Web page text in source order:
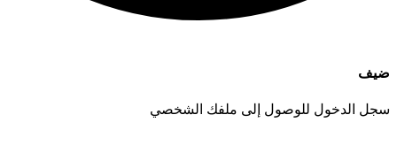
ضيف
سجل الدخول للوصول إلى ملفك الشخصي